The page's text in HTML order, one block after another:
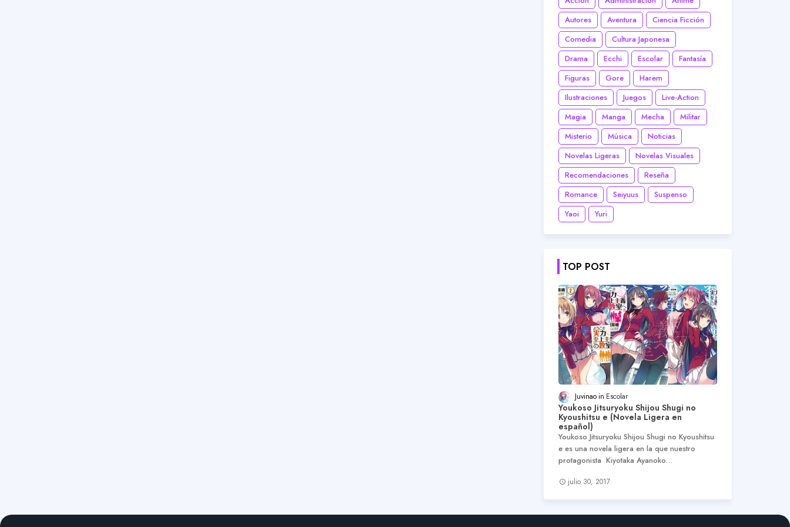
Autores
Aventura
Ciencia Ficción
Comedia
Cultura Japonesa
Drama
Ecchi Escolar
Fantasía
Figuras
Gore
Harem
Ilustraciones
Juegos
Live-Action
Magia
Manga Mecha
Militar
Misterio
Música
Noticias
Novelas Ligeras
Novelas Visuales
Recomendaciones
Reseña
Romance
Seiyuus
Suspenso
Yaoi
Yuri
TOP POST
Juvinao Escolar
Youkoso Jitsuryoku Shijou Shugi no
Kyoushitsu e (Novela Ligera en
español)
Youkoso Jitsuryoku Shijou Shugi no Kyoushitsu
e es una novela ligera en la que nuestro
protagonista Kiyotaka Ayanoko…
julio 30, 2017